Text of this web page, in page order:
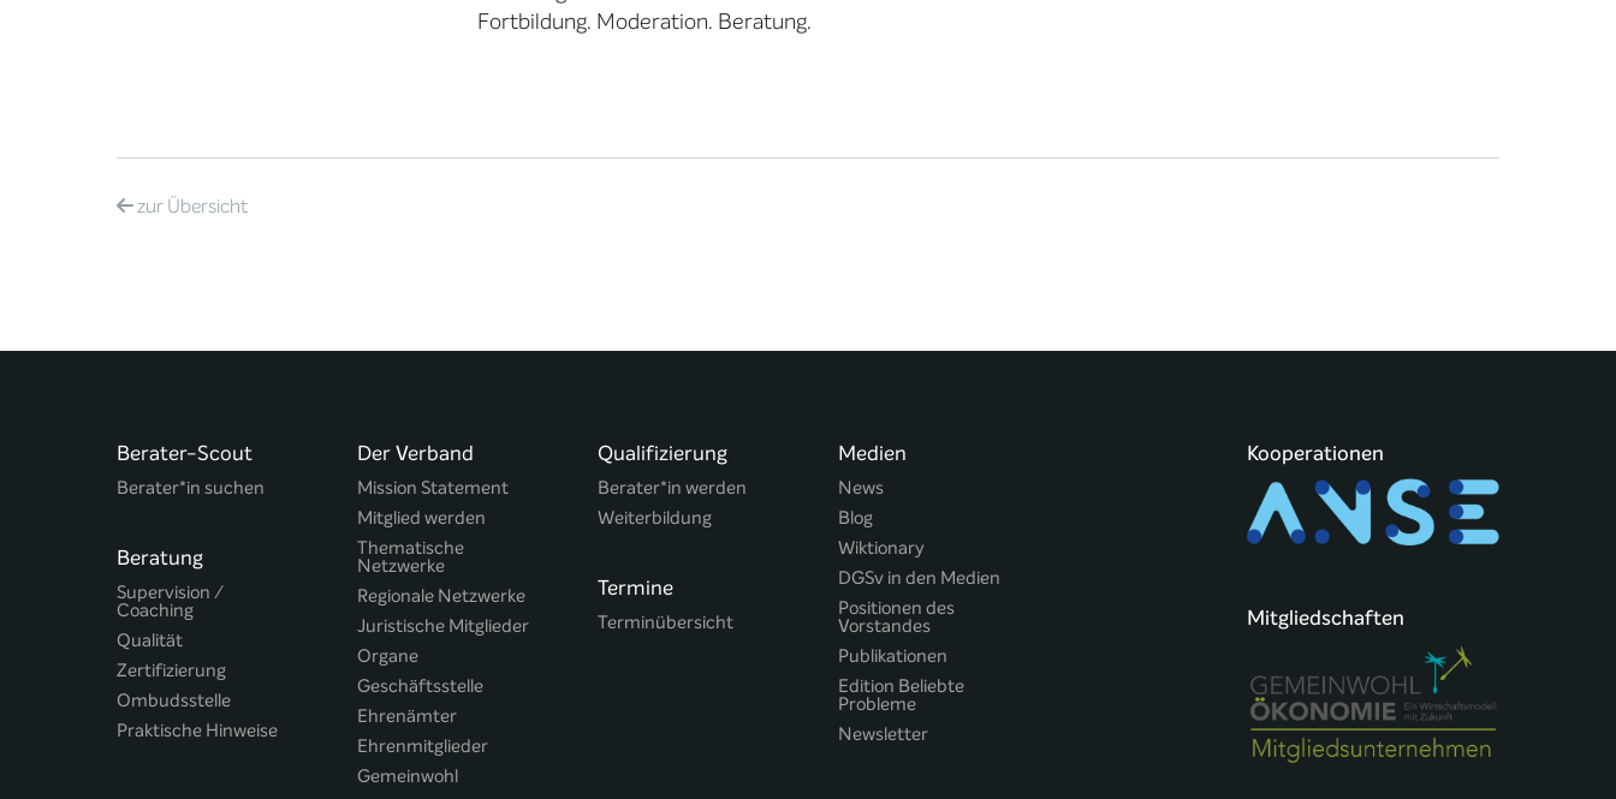
Fortbildung. Moderation. Beratung.
zurÜbersicht
Berater-Scout
Berater*in suchen
Beratung
Supervision /
Coaching
Qualität
Zertifizierung
Ombudsstelle
Praktische Hinweise
Der Verband
Mission Statement
Mitglied werden
Thematische
Netzwerke
Regionale Netzwerke
Juristische Mitglieder
Organe
Geschäftsstelle
Ehrenämter
Ehrenmitglieder
Gemeinwohl
Qualifizierung
Berater*in werden
Weiterbildung
Termine
Terminübersicht
Medien
News
Blog
Wiktionary
DGSv in den Medien
Positionen des
Vorstandes
Publikationen
Edition Beliebte
Probleme
Newsletter
Kooperationen
Mitgliedschaften